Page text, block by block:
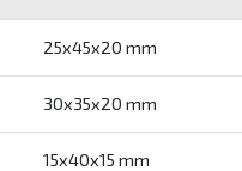
25x45x20 mm
30x35x20 mm
15x40x15 mm